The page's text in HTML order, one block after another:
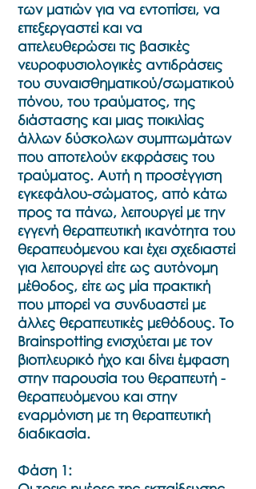
των ματιών για να εντοπίσει, να
επεξεργαστεί και να
απελευθερώσει τις βασικές
νευροφυσιολογικές αντιδράσεις
του συναισθηματικού/σωματικού
πόνου, του τραύματος, της
διάστασης και μιας ποικιλίας
άλλων δύσκολων συμπτωμάτων
που αποτελούν εκφράσεις του
τραύματος. Αυτή η προσέγγιση
εγκεφάλου-σώματος, από κάτω
προς τα πάνω, λειτουργεί με την
εγγενή θεραπευτική ικανότητα του
θεραπευόμενου και έχει σχεδιαστεί
για λειτουργεί είτε ως αυτόνομη
μέθοδος, είτε ως μία πρακτική
που μπορεί να συνδυαστεί με
άλλες θεραπευτικές μεθόδους. Το
Brainspotting ενισχύεται με τον
βιοπλευρικό ήχο και δίνει έμφαση
στην παρουσία του θεραπευτή -
θεραπευόμενου και στην
εναρμόνιση με τη θεραπευτική
διαδικασία.
Φάση 1: